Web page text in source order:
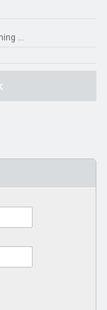
...